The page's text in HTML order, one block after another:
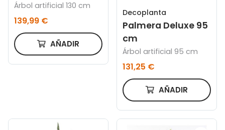
Árbol artificial 130 cm
139,99 €
AÑADIR
Decoplanta
Palmera Deluxe 95
cm
Árbol artificial 95 cm
131,25 €
AÑADIR